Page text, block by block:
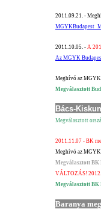
2011.09.21. -
2011.10.05. - A
Az MGYK
Meghívó az
Megválasztott
Bács-
Megválasztott
2011.11.07 - BK
Meghívó az
Megválasztott BK
VÁLTOZÁS!
Megválasztott BK
Baranya